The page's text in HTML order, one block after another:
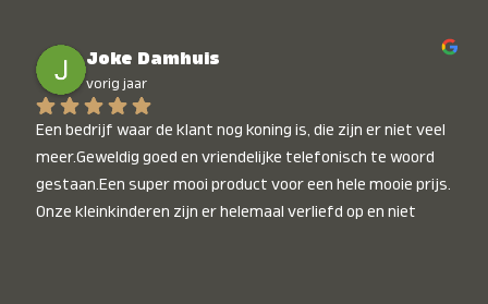
Joke Damhuis
vorig jaar
Een bedrijf waar de klant nog koning is, die zijn er niet veel
meer.Geweldig goed en vriendelijke telefonisch te woord
gestaan.Een super mooi product voor een hele mooie prijs.
Onze kleinkinderen zijn er helemaal verliefd op en niet